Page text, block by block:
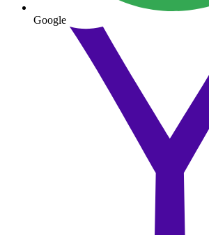
Google